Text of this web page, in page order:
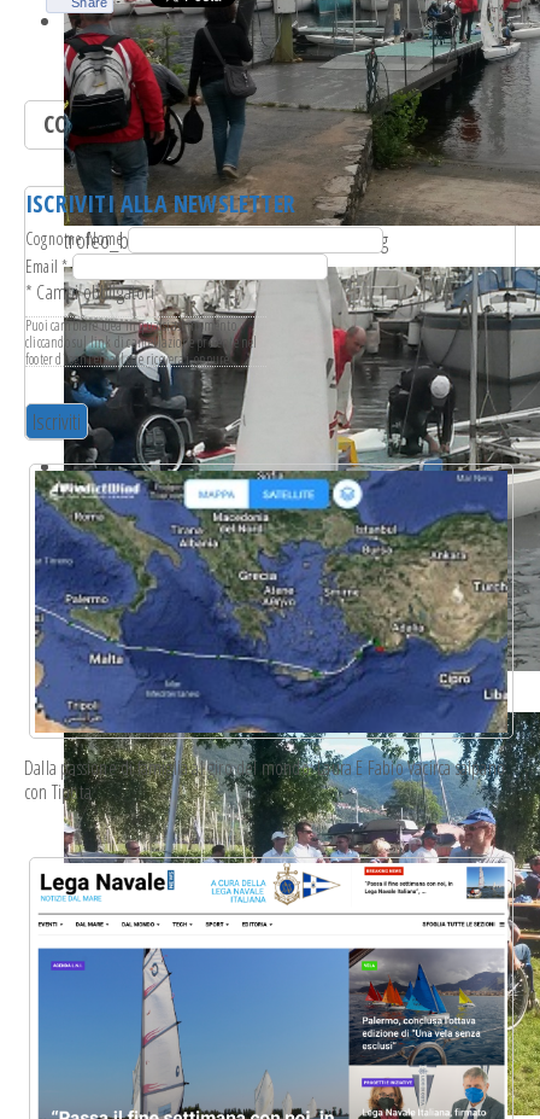
trofeo_bianchi-albrici_guldmann_2014.19.jpg
trofeo_bianchi-albrici_guldmann_2014.23.jpg
CONTATTACI
ISCRIVITI ALLA NEWSLETTER
Cognome Nome
Email*
* Campi obbligatori
Puoi cambiare idea in qualsiasi momento
cliccando sul link di cancellazione presente nel
footer di ogni email che riceverai, oppure
scrivendo a
info@leganavale.mi.it. Tratteremo i
tuoi dati con rispetto. Per ulteriori informazioni
sulle nostre pratiche di privacy ti invitiamo a
visitare il nostro sito web. Cliccando su
"iscriviti", accetti l'elaborazione dei tuoi dati in
conformità con questi termini.
Usiamo Mailchimp come piattaforma di
marketing. Cliccando su "iscriviti", accetti che i
tuoi dati vengano trasferite a Mailchimp per
l'elaborazione. Scopri di più sulle pratiche di
privacy di Mailchimpqui.
Dalla passione di famiglia al giro del mondo: Laura E Fabio Vacirca salpano
con Tipota